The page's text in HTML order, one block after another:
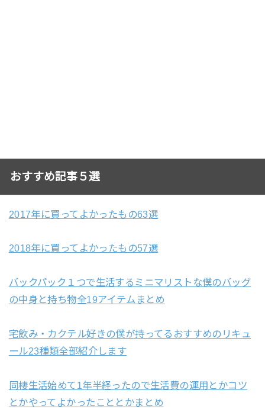
おすすめ記事５選
2017年に買ってよかったもの63選
2018年に買ってよかったもの57選
バックパック１つで生活するミニマリストな僕のバッグ
の中身と持ち物全19アイテムまとめ
宅飲み・カクテル好きの僕が持ってるおすすめのリキュ
ール23種類全部紹介します
同棲生活始めて1年半経ったので生活費の運用とかコツ
とかやってよかったこととかまとめ